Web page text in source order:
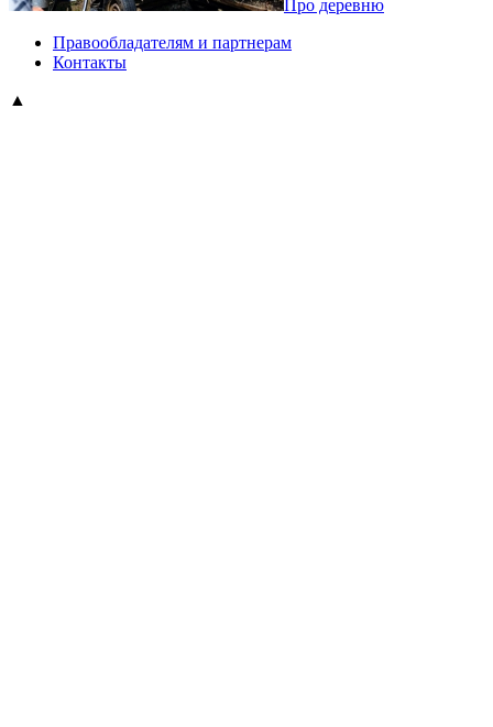
Про деревню
Правообладателям и партнерам
Контакты
▲